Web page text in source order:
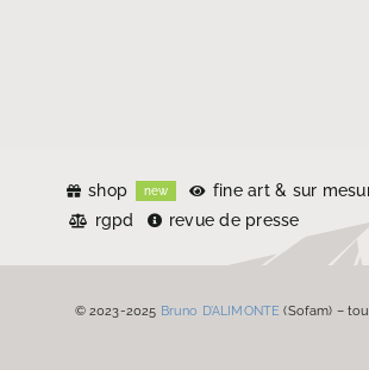
shop new fine art & sur
rgpd
revue de presse
© 2023-2025 Bruno D’ALIMONTE (Sofam) –